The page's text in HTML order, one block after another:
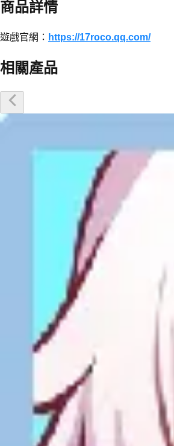
商品詳情
遊戲官網： https://17roco.qq.com/
相關產品